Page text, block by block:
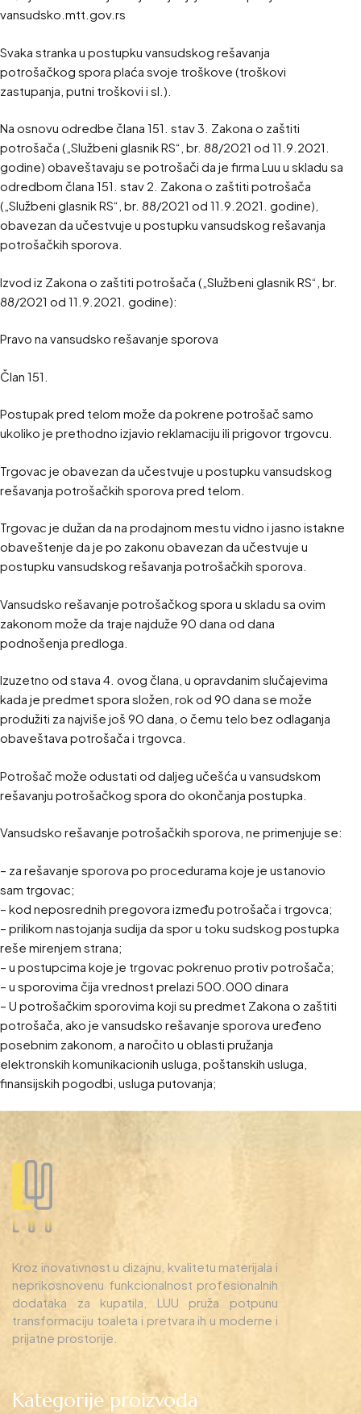
vansudsko.mtt.gov.rs
Svaka stranka u postupku vansudskog rešavanja
potrošačkog spora plaća svoje troškove (troškovi
zastupanja, putni troškovi i sl.).
Na osnovu odredbe člana 151. stav 3. Zakona o zaštiti
potrošača („Službeni glasnik RS“, br. 88/2021 od 11.9.2021.
godine) obaveštavaju se potrošači da je firma Luu u skladu sa
odredbom člana 151. stav 2. Zakona o zaštiti potrošača
(„Službeni glasnik RS“, br. 88/2021 od 11.9.2021. godine),
obavezan da učestvuje u postupku vansudskog rešavanja
potrošačkih sporova.
Izvod iz Zakona o zaštiti potrošača („Službeni glasnik RS“, br.
88/2021 od 11.9.2021. godine):
Pravo na vansudsko rešavanje sporova
Član 151.
Postupak pred telom može da pokrene potrošač samo
ukoliko je prethodno izjavio reklamaciju ili prigovor trgovcu.
Trgovac je obavezan da učestvuje u postupku vansudskog
rešavanja potrošačkih sporova pred telom.
Trgovac je dužan da na prodajnom mestu vidno i jasno istakne
obaveštenje da je po zakonu obavezan da učestvuje u
postupku vansudskog rešavanja potrošačkih sporova.
Vansudsko rešavanje potrošačkog spora u skladu sa ovim
zakonom može da traje najduže 90 dana od dana
podnošenja predloga.
Izuzetno od stava 4. ovog člana, u opravdanim slučajevima
kada je predmet spora složen, rok od 90 dana se može
produžiti za najviše još 90 dana, o čemu telo bez odlaganja
obaveštava potrošača i trgovca.
Potrošač može odustati od daljeg učešća u vansudskom
rešavanju potrošačkog spora do okončanja postupka.
Vansudsko rešavanje potrošačkih sporova, ne primenjuje se:
– za rešavanje sporova po procedurama koje je ustanovio
sam trgovac;
– kod neposrednih pregovora između potrošača i trgovca;
– prilikom nastojanja sudija da spor u toku sudskog postupka
reše mirenjem strana;
– u postupcima koje je trgovac pokrenuo protiv potrošača;
– u sporovima čija vrednost prelazi 500.000 dinara
– U potrošačkim sporovima koji su predmet Zakona o zaštiti
potrošača, ako je vansudsko rešavanje sporova uređeno
posebnim zakonom, a naročito u oblasti pružanja
elektronskih komunikacionih usluga, poštanskih usluga,
finansijskih pogodbi, usluga putovanja;
Kroz inovativnost u dizajnu, kvalitetu materijala i
neprikosnovenu funkcionalnost profesionalnih
dodataka za kupatila, LUU pruža potpunu
transformaciju toaleta i pretvara ih u moderne i
prijatne prostorije.
Kategorije proizvoda